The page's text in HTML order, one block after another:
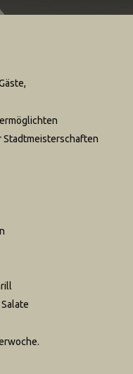
Stadtmeisterschaften